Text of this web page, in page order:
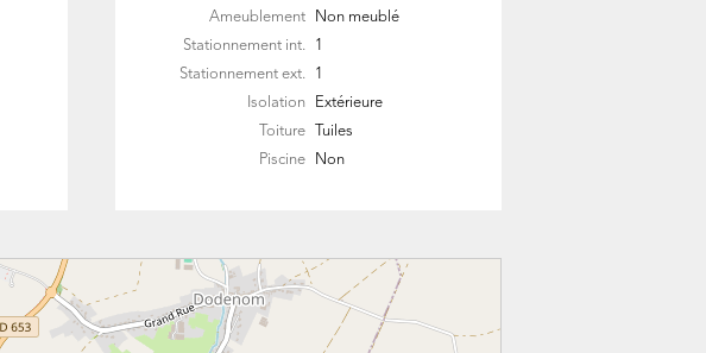
Ameublement
Non meublé
Stationnement int.
1
Stationnement ext.
1
Isolation
Extérieure
Toiture
Tuiles
Piscine
Non